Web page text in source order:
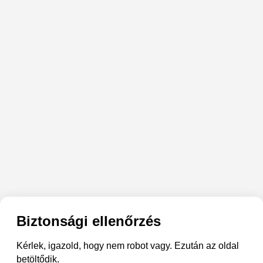
Biztonsági ellenőrzés
Kérlek, igazold, hogy nem robot vagy. Ezután az oldal
betöltődik.